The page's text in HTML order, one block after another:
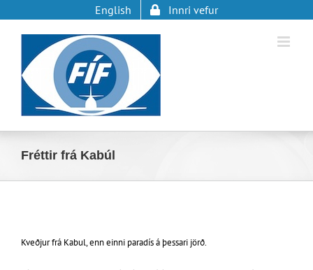
English Innri vefur
Fréttir frá Kabúl
Kveðjur frá Kabul, enn einni paradís á þessari jörð.